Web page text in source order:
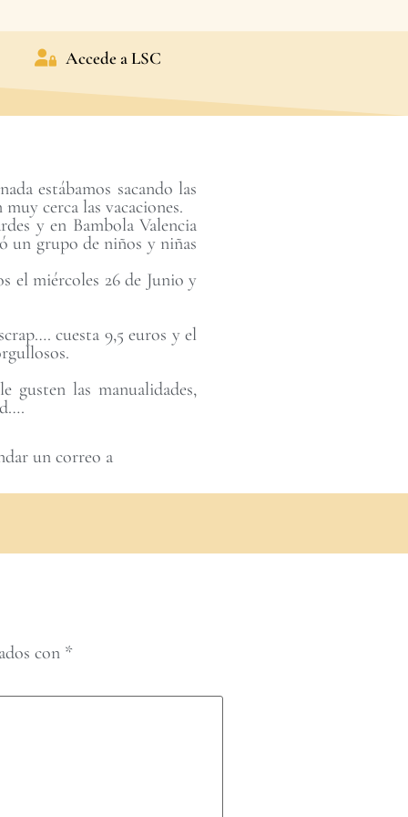
Accede a LSC
estábamos sacando las
cerca las vacaciones.
y en Bambola Valencia
un grupo de niños y niñas
el miércoles 26 de Junio y
cuesta 9,5 euros y el
gusten las manualidades,
un correo a
con *